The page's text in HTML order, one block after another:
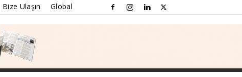
Bize Ulaşın Global